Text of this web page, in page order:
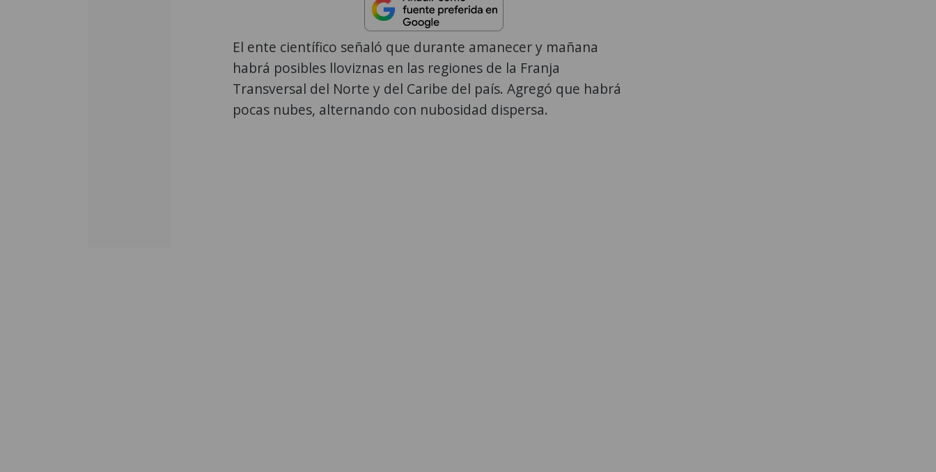
El ente científico señaló que durante amanecer y mañana
habrá posibles lloviznas en las regiones de la Franja
Transversal del Norte y del Caribe del país. Agregó que habrá
pocas nubes, alternando con nubosidad dispersa.